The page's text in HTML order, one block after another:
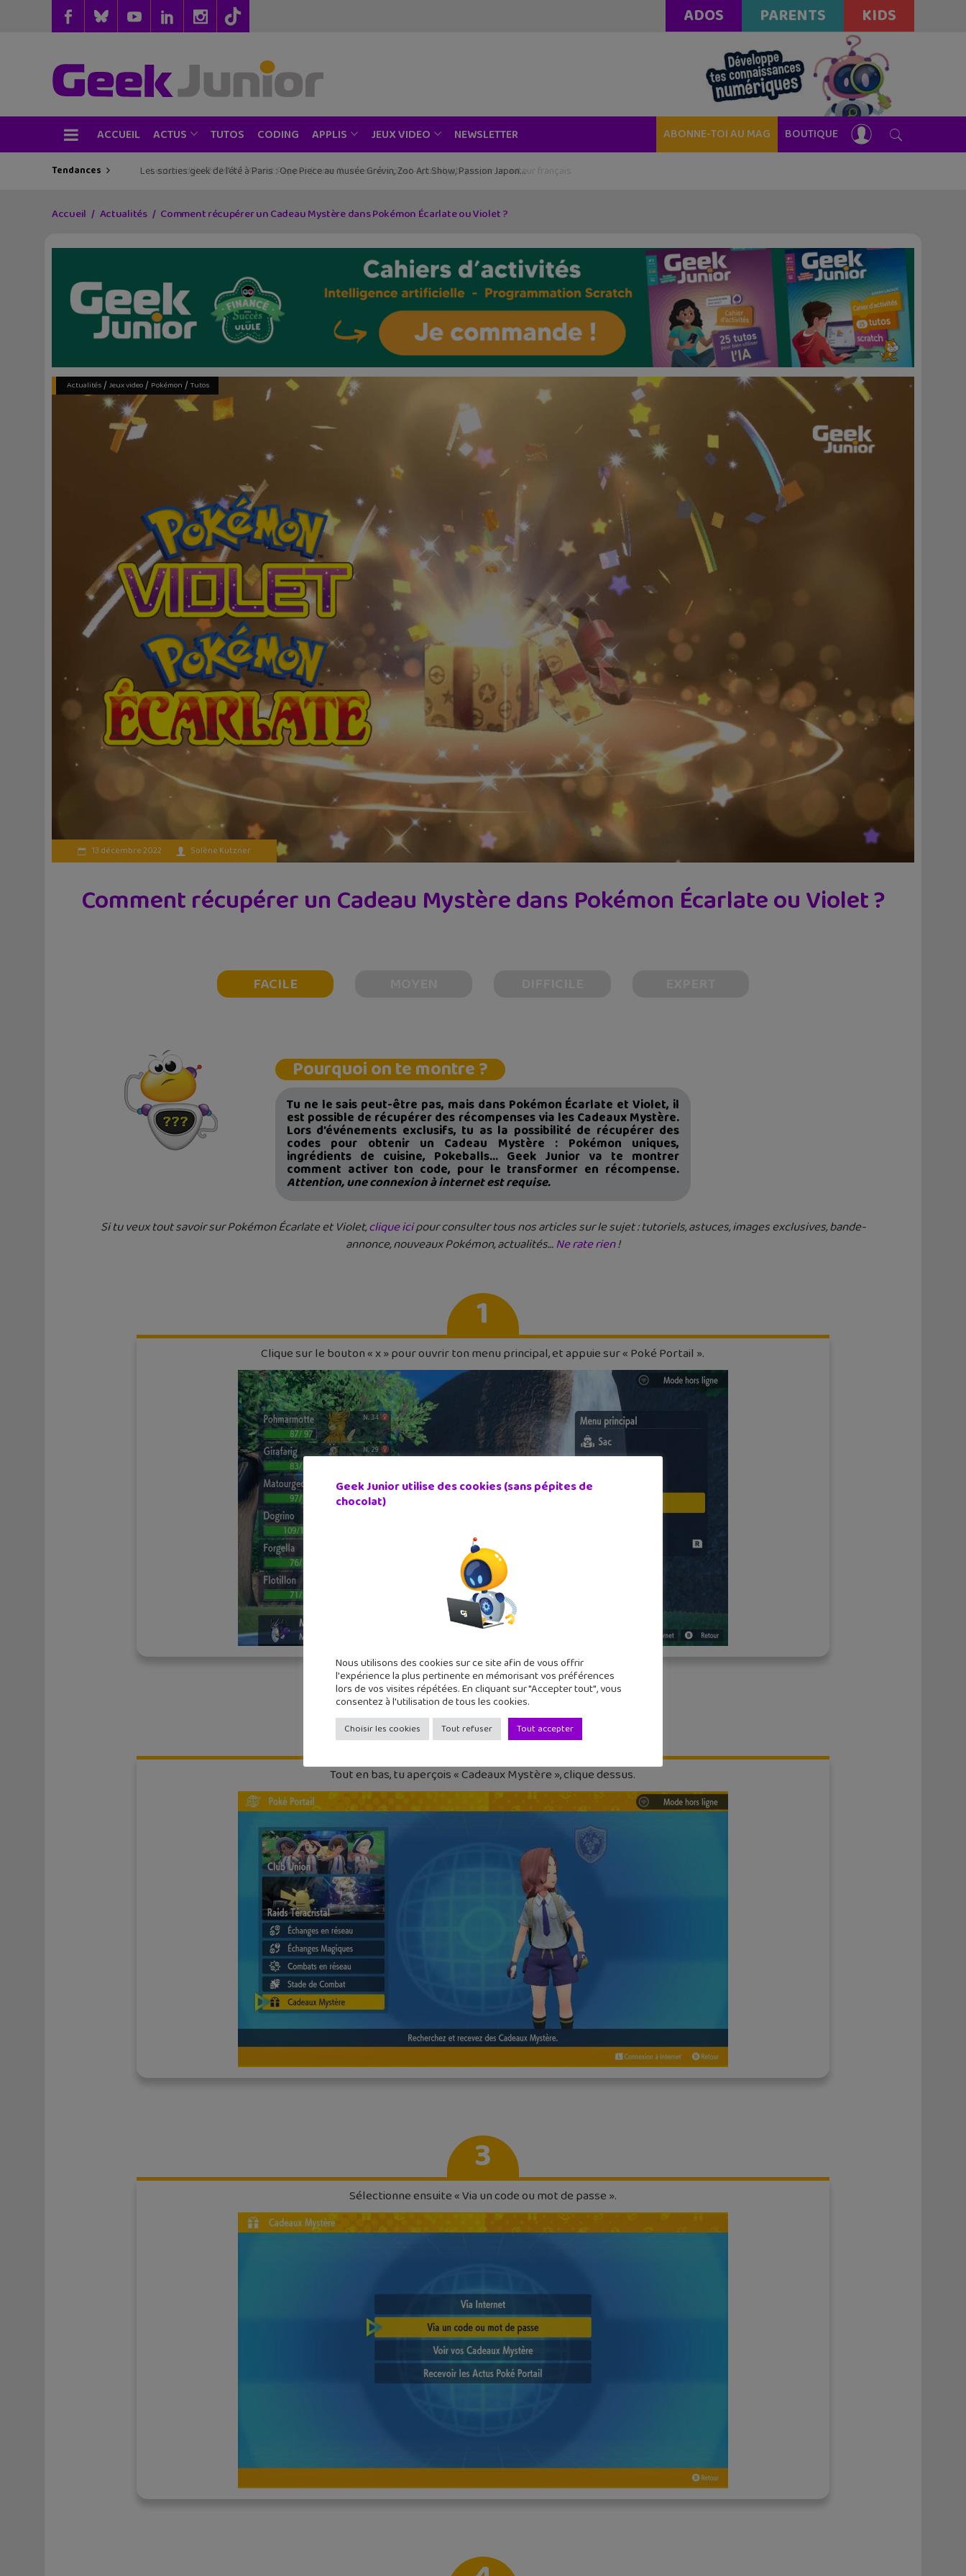
ADOS PARENTS KIDS
ACCUEIL ACTUS TUTOS CODING APPLIS JEUX VIDEO NEWSLETTER ABONNE-TOI AU MAG BOUTIQUE
Tendances Les sorties geek de l’été à Paris : One Piece au musée Grévin, Zoo Art Show, Passion Japon…
Accueil Actualités Comment récupérer un Cadeau Mystère dans Pokémon Écarlate ou Violet ?
Actualités/ Jeux video/ Pokémon / Tutos
13 décembre 2022 Solène Kutzner
Comment récupérer un Cadeau Mystère dans Pokémon Écarlate ou Violet ?
FACILE
Pourquoi on te montre ?
Tu ne le sais peut-être pas, mais dans Pokémon Écarlate et Violet, il
est possible de récupérer des récompenses via les Cadeaux Mystère.
Lors d’événements exclusifs, tu as la possibilité de récupérer des
codes pour obtenir un Cadeau Mystère : Pokémon uniques,
ingrédients de cuisine, Pokeballs… Geek Junior va te montrer
comment activer ton code, pour le transformer en récompense.
Attention, une connexion à internet est requise.
Si tu veux tout savoir sur Pokémon Écarlate et Violet,clique icipour consulter tous nos articles sur le sujet : tutoriels, astuces, images exclusives, bande-
annonce, nouveaux Pokémon, actualités…Ne rate rien!
1
Clique sur le bouton « x » pour ouvrir ton menu principal, et appuie sur « Poké Portail ».
2
Tout en bas, tu aperçois « Cadeaux Mystère », clique dessus.
3
Sélectionne ensuite « Via un code ou mot de passe ».
Geek Junior utilise des cookies (sans pépites de
chocolat)
Nous utilisons des cookies sur ce site afin de vous offrir
l'expérience la plus pertinente en mémorisant vos préférences
lors de vos visites répétées. En cliquant sur "Accepter tout", vous
consentez à l'utilisation de tous les cookies.
Choisir les cookies Tout refuser Tout accepter